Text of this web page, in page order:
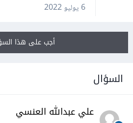
6 يوليو 2022
أجب على هذا
السؤال
علي عبدالله العنسي